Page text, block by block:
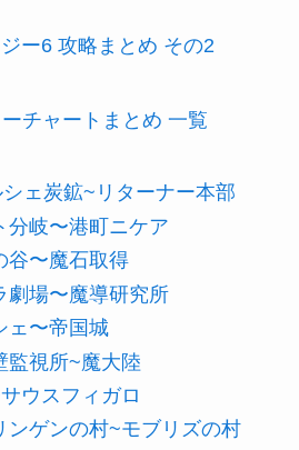
ー6 攻略まとめ その2
チャートまとめ 一覧
ェ炭鉱~リターナー本部
分岐〜港町ニケア
谷〜魔石取得
劇場〜魔導研究所
ェ〜帝国城
監視所~魔大陸
ウスフィガロ
ンゲンの村~モブリズの村